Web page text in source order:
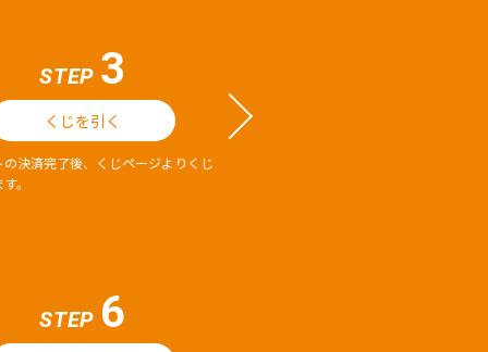
STEP 3
くじを引く
の決済完了後、くじページよりくじ
。
STEP 6